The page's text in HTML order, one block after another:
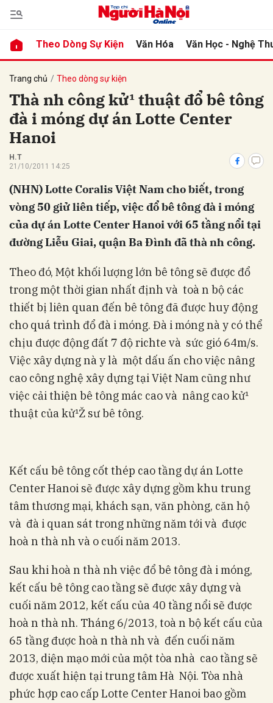
Theo Dòng Sự Kiện Văn Hóa Văn Học - Nghệ
Trang chủ Theo dòng sự kiện
Thà nh công kử¹ thuật đổ bê tông
đà i móng dự án Lotte Center
Hanoi
H.T
21/10/2011 14:25
(NHN) Lotte Coralis Việt Nam cho biết, trong
vòng 50 giử liên tiếp, việc đổ bê tông đà i móng
của dự án Lotte Center Hanoi với 65 tầng nổi tại
đường Liễu Giai, quận Ba Đình đã thà nh công.
Theo đó, Một khối lượng lớn bê tông sẽ được đổ
trong một thời gian nhất định và toà n bộ các
thiết bị liên quan đến bê tông đã được huy động
cho quá trình đổ đà i móng. Đà i móng nà y có thể
chịu được động đất 7 độ richte và sức gió 64m/s.
Việc xây dựng nà y là một dấu ấn cho việc nâng
cao công nghệ xây dựng tại Việt Nam cũng như
việc cải thiện bê tông mác cao và nâng cao kử¹
thuật của kử¹Ž sư bê tông.
Kết cấu bê tông cốt thép cao tầng dự án Lotte
Center Hanoi sẽ được xây dựng gồm khu trung
tâm thương mại, khách sạn, văn phòng, căn hộ
và đà i quan sát trong những năm tới và được
hoà n thà nh và o cuối năm 2013.
Sau khi hoà n thà nh việc đổ bê tông đà i móng,
kết cấu bê tông cao tầng sẽ được xây dựng và
cuối năm 2012, kết cấu của 40 tầng nổi sẽ được
hoà n thà nh. Tháng 6/2013, toà n bộ kết cấu của
65 tầng được hoà n thà nh và đến cuối năm
2013, diện mạo mới của một tòa nhà cao tầng sẽ
được xuất hiện tại trung tâm Hà Nội. Tòa nhà
phức hợp cao cấp Lotte Center Hanoi bao gồm
luận
Hủy